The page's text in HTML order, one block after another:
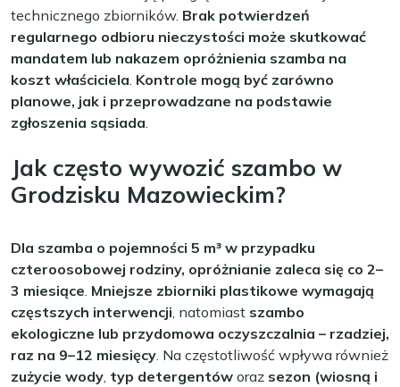
technicznego zbiorników. Brak potwierdzeń
regularnego odbioru nieczystości może skutkować
mandatem lub nakazem opróżnienia szamba na
koszt właściciela. Kontrole mogą być zarówno
planowe, jak i przeprowadzane na podstawie
zgłoszenia sąsiada.
Jak często wywozić szambo w
Grodzisku Mazowieckim?
Dla szamba o pojemności 5 m³ w przypadku
czteroosobowej rodziny, opróżnianie zaleca się co 2–
3 miesiące. Mniejsze zbiorniki plastikowe wymagają
częstszych interwencji, natomiast szambo
ekologiczne lub przydomowa oczyszczalnia – rzadziej,
raz na 9–12 miesięcy. Na częstotliwość wpływa również
zużycie wody, typ detergentów oraz sezon (wiosną i